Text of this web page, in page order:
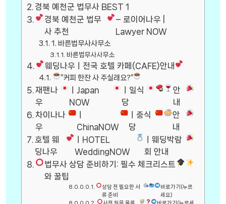
경북 예천군 법무사 BEST 1
경북 예천군 법무
사 추천
– 로이어나우 |
Lawyer NOW
1. 바른법무사사무소
바른법무사사무소
웨딩나우ㅣ전국 호텔 카페(CAFE)안내
”커피 한잔 사 주실래요?”
재팬나
우
ㅣJapan
NOW
ㅣ일식
당
안
내
차이나나
우
ChinaNOW
ㅣ중식
당
안
내
호텔 웨
딩나우
ㅣHOTEL
WeddingNOW
ㅣ웨딩박람
회 안내
법무사 상담 준비하기: 필수 체크리스트
와 꿀팁
상담 전 필요한 서
류 준비
바로가기(누르
세요)